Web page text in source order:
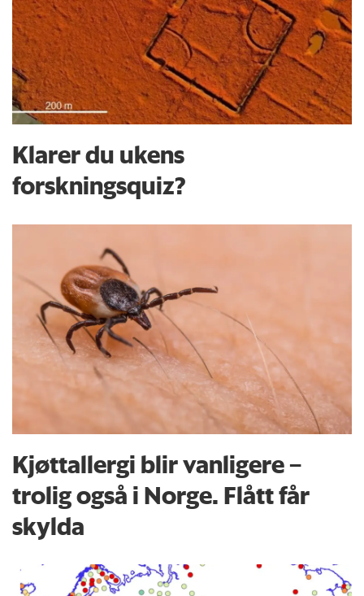
Klarer du ukens
forskningsquiz?
Kjøttallergi blir vanligere –
trolig også i Norge. Flått får
skylda